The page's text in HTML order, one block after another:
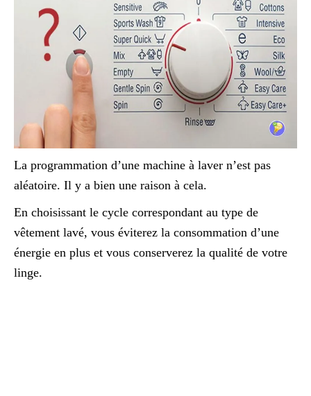
La programmation d’une machine à laver n’est pas
aléatoire. Il y a bien une raison à cela.
En choisissant le cycle correspondant au type de
vêtement lavé, vous éviterez la consommation d’une
énergie en plus et vous conserverez la qualité de votre
linge.